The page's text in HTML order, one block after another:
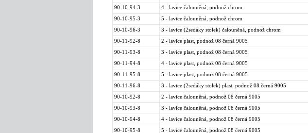
90-10-94-3 4 - lavice čalouněná, podnož chrom
90-10-95-3 5 - lavice čalouněná, podnož chrom
90-10-96-3 3 - lavice (2sedáky stolek) čalouněná, podnož chrom
90-11-92-8 2 - lavice plast, podnož 08 černá 9005
90-11-93-8 3 - lavice plast, podnož 08 černá 9005
90-11-94-8 4 - lavice plast, podnož 08 černá 9005
90-11-95-8 5 - lavice plast, podnož 08 černá 9005
90-11-96-8 3 - lavice (2sedáky stolek) plast, podnož 08 černá 9005
90-10-92-8 2 - lavice čalouněná, podnož 08 černá 9005
90-10-93-8 3 - lavice čalouněná, podnož 08 černá 9005
90-10-94-8 4 - lavice čalouněná, podnož 08 černá 9005
90-10-95-8 5 - lavice čalouněná, podnož 08 černá 9005